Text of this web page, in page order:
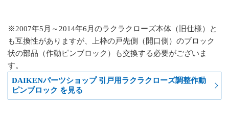
※2007年5月～2014年6月のラクラクローズ本体（旧仕様）と
も互換性がありますが、上枠の戸先側（開口側）のブロック
状の部品（作動ピンブロック）も交換する必要がございま
す。
DAIKENパーツショップ 引戸用ラクラクローズ調整作動
ピンブロック を見る